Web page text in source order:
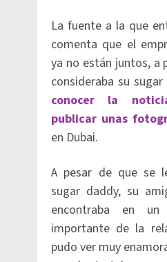
La fuente a la que
comenta que el
ya no están juntos, a
consideraba su
conocer la
publicar unas
en Dubai.
A pesar de que se
sugar daddy, su
encontraba en
importante de la
pudo ver muy